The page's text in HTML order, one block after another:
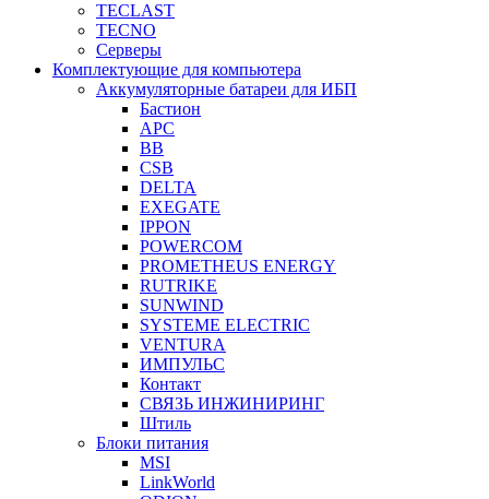
TECLAST
TECNO
Серверы
Комплектующие для компьютера
Аккумуляторные батареи для ИБП
Бастион
APC
BB
CSB
DELTA
EXEGATE
IPPON
POWERCOM
PROMETHEUS ENERGY
RUTRIKE
SUNWIND
SYSTEME ELECTRIC
VENTURA
ИМПУЛЬС
Контакт
СВЯЗЬ ИНЖИНИРИНГ
Штиль
Блоки питания
MSI
LinkWorld